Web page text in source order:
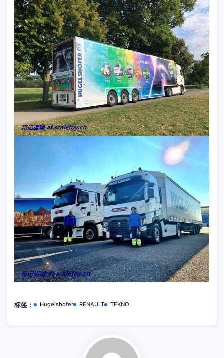
标签： Hugelshofer RENAULT TEKNO